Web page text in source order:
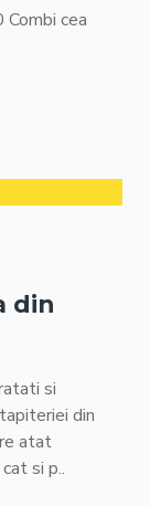
cea
din
si
din
atat
si p..